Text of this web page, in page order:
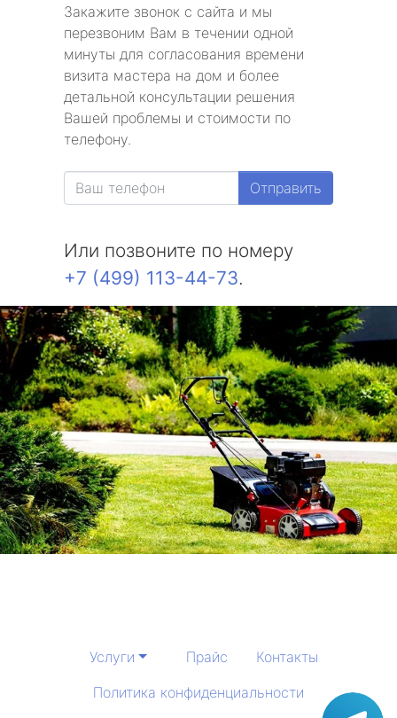
Закажите звонок с сайта и мы
перезвоним Вам в течении одной
минуты для согласования времени
визита мастера на дом и более
детальной консультации решения
Вашей проблемы и стоимости по
телефону.
Отправить
Или позвоните по номеру
+7 (499) 113-44-73.
Услуги Прайс
Контакты
Политика конфиденциальности